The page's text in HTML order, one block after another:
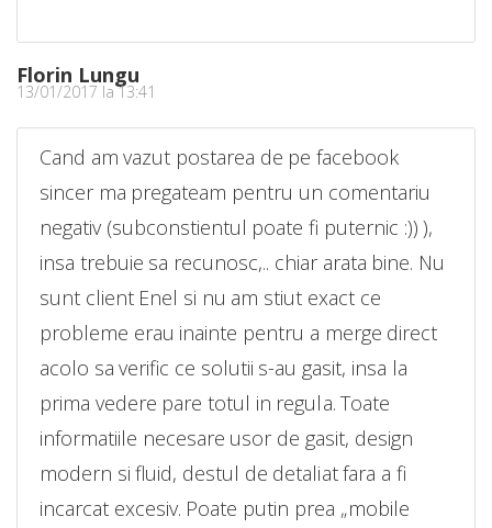
Florin Lungu
13/01/2017 la 13:41
Cand am vazut postarea de pe facebook
sincer ma pregateam pentru un comentariu
negativ (subconstientul poate fi puternic :)) ),
insa trebuie sa recunosc,.. chiar arata bine. Nu
sunt client Enel si nu am stiut exact ce
probleme erau inainte pentru a merge direct
acolo sa verific ce solutii s-au gasit, insa la
prima vedere pare totul in regula. Toate
informatiile necesare usor de gasit, design
modern si fluid, destul de detaliat fara a fi
incarcat excesiv. Poate putin prea „mobile